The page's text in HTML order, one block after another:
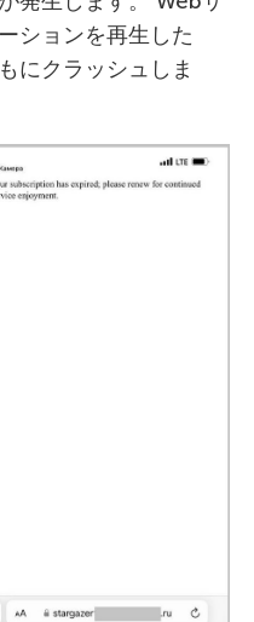
ションを再生した
にクラッシュしま